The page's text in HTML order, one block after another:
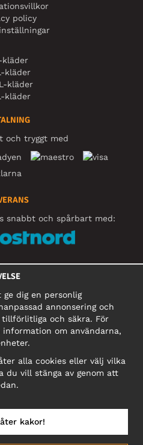
policy
kläder
kläder
kläder
kläder
och tryggt med
snabbt och spårbart med:
MEDIER
Europe OÜ
10117 Tallinn
SE502090048501
till denna adress!
dig en personlig
annonsering och
och säkra. För
om användarna,
alla cookies eller välj vilka
du vill stänga av genom att
kakor!